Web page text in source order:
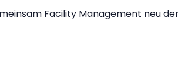
Facility Management neu